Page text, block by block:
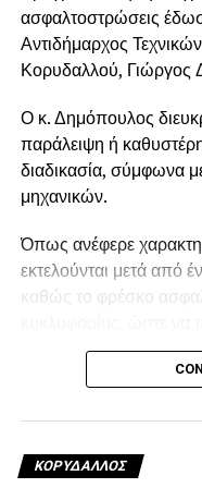
ασφαλτοστρώσεις
Αντιδήμαρχος
Κορυδαλλού, Γιώργος
Ο κ. Δημόπουλος
παράλειψη ή
διαδικασία, σύμφωνα
μηχανικών.
Όπως ανέφερε
εκτελούνται μετά από
καθώς το φρέσκο
σταματήσει να εκλύει
διαγράμμιση γίνει
ξεφτίζει.
Συνήθως απαιτείται
ΚΟΡΥΔΑΛΛΟΣ